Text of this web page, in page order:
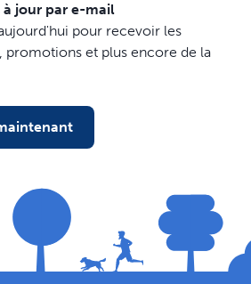
à jour par e-mail
pour recevoir les
promotions et plus encore de la